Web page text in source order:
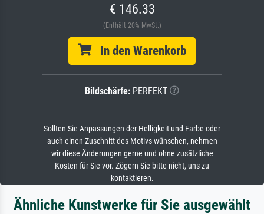
€ 146.33
(Enthält 20% MwSt.)
In den Warenkorb
Bildschärfe: PERFEKT
Sollten Sie Anpassungen der Helligkeit und Farbe oder
auch einen Zuschnitt des Motivs wünschen, nehmen
wir diese Änderungen gerne und ohne zusätzliche
Kosten für Sie vor. Zögern Sie bitte nicht, uns zu
kontaktieren.
Ähnliche Kunstwerke für Sie ausgewählt